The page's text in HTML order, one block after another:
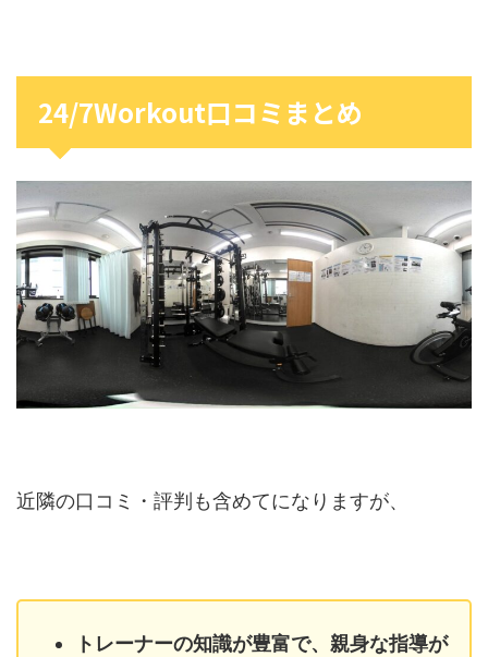
24/7Workout口コミまとめ
近隣の口コミ・評判も含めてになりますが、
トレーナーの知識が豊富で、親身な指導が